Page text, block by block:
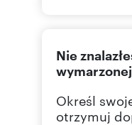
Nie
Określ
otrzymuj